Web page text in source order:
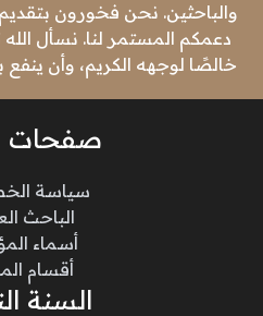
والباحثين. نحن فخورون
دعمكم المستمر لنا. نسأل
خالصًا لوجهه الكريم، وأن
صفحات
سياسة
الباحث
أسماء
أقسام
السنة